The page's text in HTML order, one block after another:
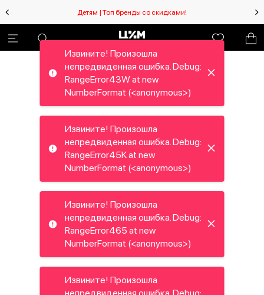
Детям | Топ бренды со скидками!
Извините! Произошла
непредвиденная ошибка. Debug:
RangeError43W at new
NumberFormat (<anonymous>)
Извините! Произошла
непредвиденная ошибка. Debug:
RangeError45K at new
NumberFormat (<anonymous>)
Извините! Произошла
непредвиденная ошибка. Debug:
RangeError465 at new
NumberFormat (<anonymous>)
Извините! Произошла